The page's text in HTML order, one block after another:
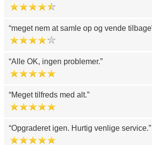
meget nem at samle op og vende tilbage
Alle OK, ingen problemer.
Meget tilfreds med alt.
Opgraderet igen. Hurtig venlige service.